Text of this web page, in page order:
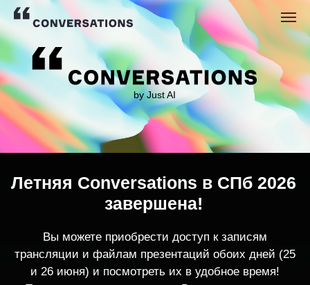
by Just AI
трансляции и файлам презентаций обоих дней (25
После оплаты на указанную Вами почту придет
записей трансляции возможен только с одного
устройства единовременно.
По любым вопросам пишите
contact@conversations-ai.co m
Летняя Conversations в СПб 2026
завершена!